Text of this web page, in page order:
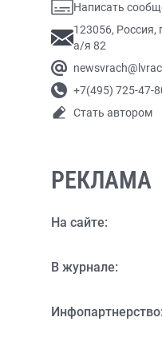
Написать
123056, Россия,
а/я 82
+7(495) 725-47-
Стать автором
РЕКЛАМА
На сайте:
В журнале:
Инфопартнерство: